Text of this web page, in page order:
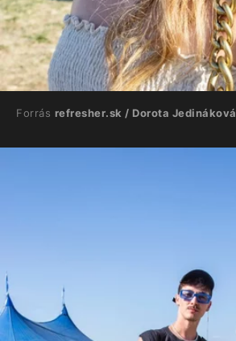
Forrás refresher.sk / Dorota Jedináková